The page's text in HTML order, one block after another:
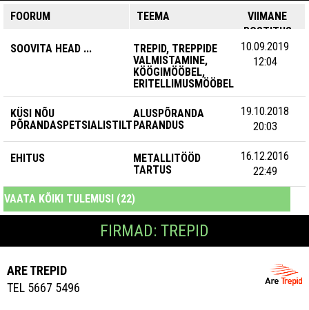
FOORUM TEEMA
VIIMANE
POSTITUS
SOOVITA HEAD ...
TREPID, TREPPIDE
VALMISTAMINE,
KÖÖGIMÖÖBEL,
ERITELLIMUSMÖÖBEL
10.09.2019
12:04
KÜSI NÕU
PÕRANDASPETSIALISTILT
ALUSPÕRANDA
PARANDUS
19.10.2018
20:03
EHITUS
METALLITÖÖD
TARTUS
16.12.2016
22:49
VAATA KÕIKI TULEMUSI (22)
FIRMAD: TREPID
ARE TREPID
TEL 5667 5496